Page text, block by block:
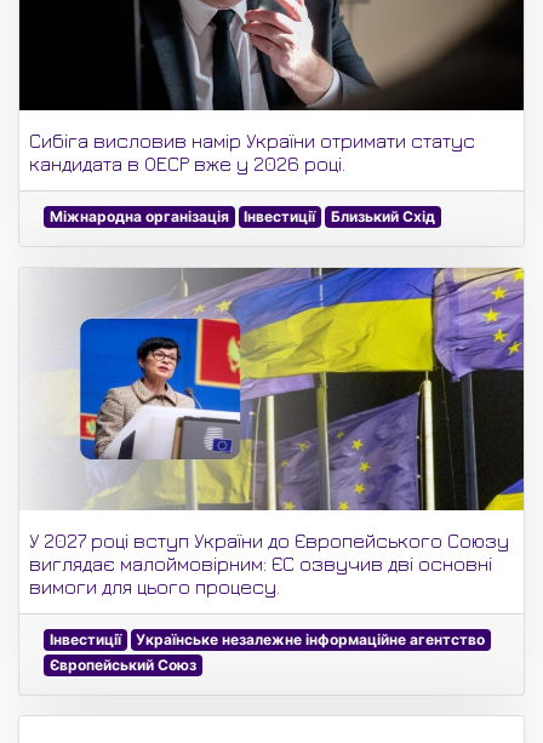
Сибіга висловив намір України отримати статус
кандидата в ОЕСР вже у 2026 році.
Міжнародна організація Інвестиції Близький Схід
У 2027 році вступ України до Європейського Союзу
виглядає малоймовірним: ЄС озвучив дві основні
вимоги для цього процесу.
Інвестиції
Українське незалежне інформаційне агентство
Європейський Союз